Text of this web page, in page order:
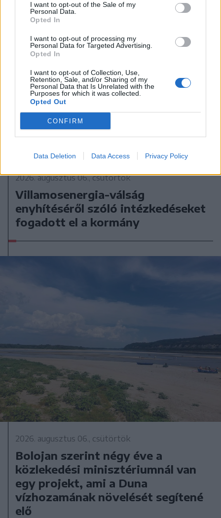
I want to opt-out of the Sale of my
Personal Data.
Opted In
I want to opt-out of processing my
Personal Data for Targeted Advertising.
Opted In
I want to opt-out of Collection, Use,
Retention, Sale, and/or Sharing of my
Personal Data that Is Unrelated with the
Purposes for which it was collected.
Opted Out
CONFIRM
Data Deletion Data Access Privacy Policy
2026. augusztus 06., csütörtök
Villamosenergia-válság
enyhítéséről szóló intézkedéseket
fogadott el a kormány
2026. augusztus 06., csütörtök
Bolojan szerint négy éve a
közlekedési minisztériumnál van
egy projekt, ami a Duna
vízhozamának növelését segítené
elő